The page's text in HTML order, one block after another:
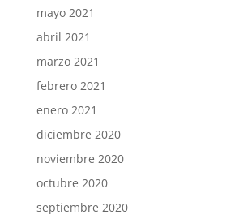
mayo 2021
abril 2021
marzo 2021
febrero 2021
enero 2021
diciembre 2020
noviembre 2020
octubre 2020
septiembre 2020